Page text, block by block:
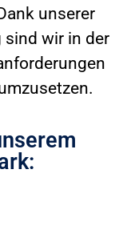
unserer
wir in der